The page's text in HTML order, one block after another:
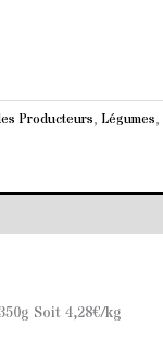
Producteurs, Légumes,
Soit 4,28€/kg